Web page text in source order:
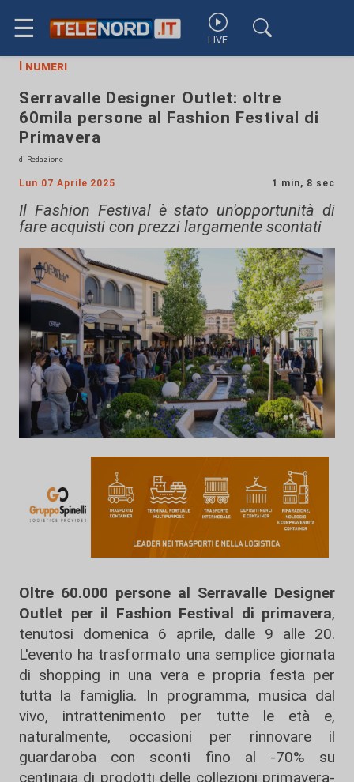
☰ LIVE
I numeri
Serravalle Designer Outlet: oltre
60mila persone al Fashion Festival di
Primavera
di Redazione
Lun 07 Aprile 2025 1 min, 8 sec
Il Fashion Festival è stato un'opportunità di
fare acquisti con prezzi largamente scontati
Oltre 60.000 persone al Serravalle Designer
Outlet per il Fashion Festival di primavera,
tenutosi domenica 6 aprile, dalle 9 alle 20.
L'evento ha trasformato una semplice giornata
di shopping in una vera e propria festa per
tutta la famiglia. In programma, musica dal
vivo, intrattenimento per tutte le età e,
naturalmente, occasioni per rinnovare il
guardaroba con sconti fino al -70% su
centinaia di prodotti delle collezioni primavera-